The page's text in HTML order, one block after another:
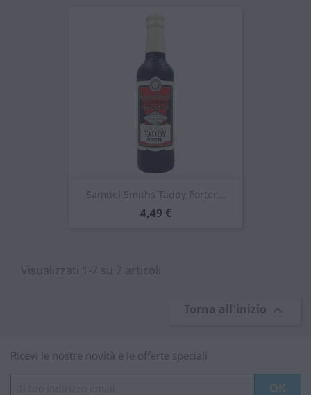
Samuel Smiths Taddy Porter...
Prezzo
4,49 €
Visualizzati 1-7 su 7 articoli
Torna all'inizio 
Ricevi le nostre novità e le offerte speciali